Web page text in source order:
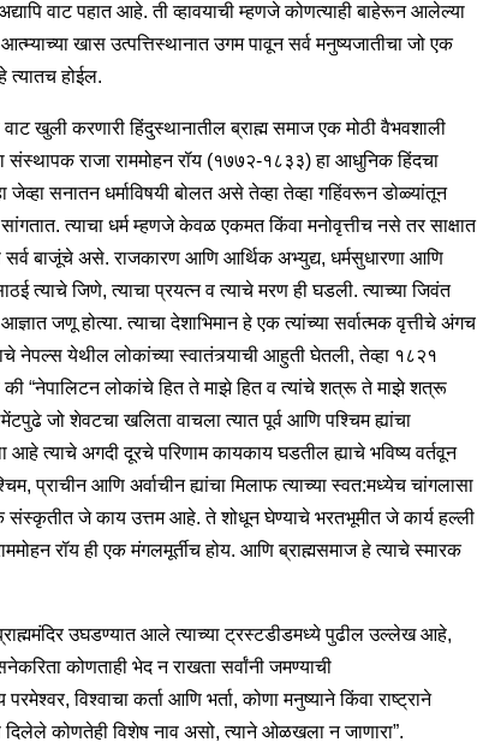
अद्यापि वाट पहात आहे. ती व्हावयाची म्हणजे कोणत्याही बाहेरून आलेल्या
आत्म्याच्या खास उत्पत्तिस्थानात उगम पावून सर्व मनुष्यजातीचा जो एक
त्यातच होईल.
वाट खुली करणारी हिंदुस्थानातील ब्राह्म समाज एक मोठी वैभवशाली
संस्थापक राजा राममोहन रॉय (१७७२-१८३३) हा आधुनिक हिंदचा
जेव्हा सनातन धर्माविषयी बोलत असे तेव्हा तेव्हा गहिंवरून डोळ्यांतून
त्याचा धर्म म्हणजे केवळ एकमत किंवा मनोवृत्तीच नसे तर साक्षात
सर्व बाजूंचे असे. राजकारण आणि आर्थिक अभ्युद्य, धर्मसुधारणा आणि
त्याचे जिणे, त्याचा प्रयत्न व त्याचे मरण ही घडली. त्याच्या जिवंत
आज्ञात जणू होत्या. त्याचा देशाभिमान हे एक त्यांच्या सर्वात्मक वृत्तीचे अंगच
नेपल्स येथील लोकांच्या स्वातंत्र्याची आहुती घेतली, तेव्हा १८२१
की “नेपालिटन लोकांचे हित ते माझे हित व त्यांचे शत्रू ते माझे शत्रू
जो शेवटचा खलिता वाचला त्यात पूर्व आणि पश्चिम ह्यांचा
त्याचे अगदी दूरचे परिणाम कायकाय घडतील ह्याचे भविष्य वर्तवून
प्राचीन आणि अर्वाचीन ह्यांचा मिलाफ त्याच्या स्वत:मध्येच चांगलासा
जे काय उत्तम आहे. ते शोधून घेण्याचे भरतभूमीत जे कार्य हल्ली
रॉय ही एक मंगलमूर्तीच होय. आणि ब्राह्मसमाज हे त्याचे स्मारक
उघडण्यात आले त्याच्या ट्रस्टडीडमध्ये पुढील उल्लेख आहे,
कोणताही भेद न राखता सर्वांनी जमण्याची
विश्वाचा कर्ता आणि भर्ता, कोणा मनुष्याने किंवा राष्ट्राने
दिलेले कोणतेही विशेष नाव असो, त्याने ओळखला न जाणारा”.